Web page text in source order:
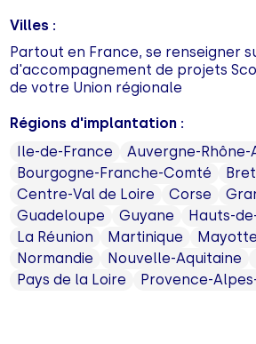
Villes :
Partout en France, se renseigner
d'accompagnement de projets
de votre Union régionale
Régions d'implantation :
Ile-de-France
Auvergne-Rhône-
Bourgogne-Franche-Comté
Centre-Val de Loire
Corse
Guadeloupe
Guyane
Hauts-
La Réunion
Martinique Mayotte
Normandie
Nouvelle-Aquitaine
Pays de la Loire
Provence-